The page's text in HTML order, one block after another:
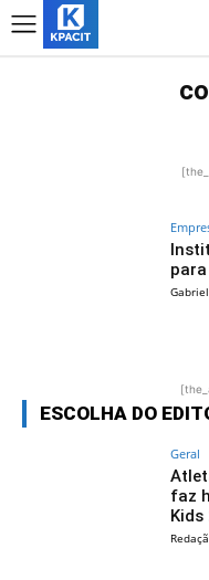
ESCOLHA DO
Geral
faz